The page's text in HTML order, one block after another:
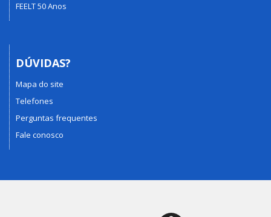
FEELT 50 Anos
DÚVIDAS?
Mapa do site
Telefones
Perguntas frequentes
Fale conosco